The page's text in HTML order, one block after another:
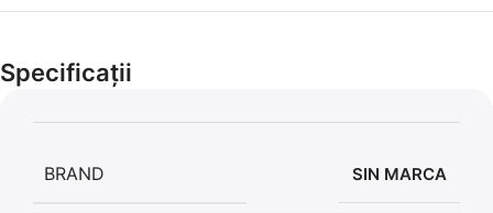
Cel mai mic preț!
56,86 LEI
Specificații
BRAND SIN MARCA